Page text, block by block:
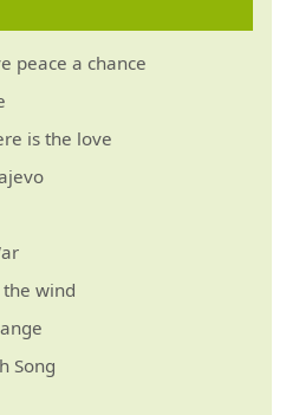
peace a chance
is the love
wind
Song